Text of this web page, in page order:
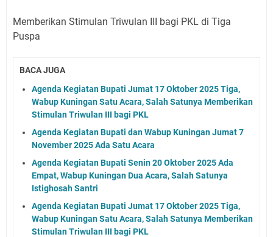
Memberikan Stimulan Triwulan III bagi PKL di Tiga
Puspa
BACA JUGA
Agenda Kegiatan Bupati Jumat 17 Oktober 2025 Tiga,
Wabup Kuningan Satu Acara, Salah Satunya Memberikan
Stimulan Triwulan III bagi PKL
Agenda Kegiatan Bupati dan Wabup Kuningan Jumat 7
November 2025 Ada Satu Acara
Agenda Kegiatan Bupati Senin 20 Oktober 2025 Ada
Empat, Wabup Kuningan Dua Acara, Salah Satunya
Istighosah Santri
Agenda Kegiatan Bupati Jumat 17 Oktober 2025 Tiga,
Wabup Kuningan Satu Acara, Salah Satunya Memberikan
Stimulan Triwulan III bagi PKL